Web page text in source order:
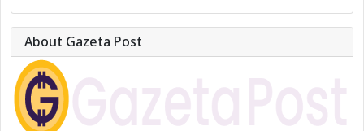
About Gazeta Post